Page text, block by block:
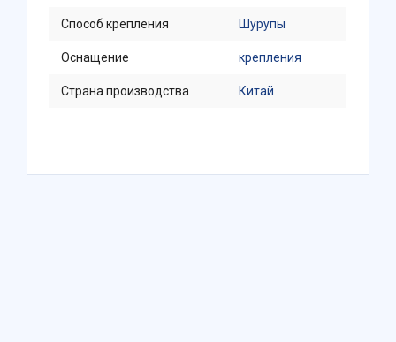
Способ крепления Шурупы
Оснащение крепления
Страна производства Китай